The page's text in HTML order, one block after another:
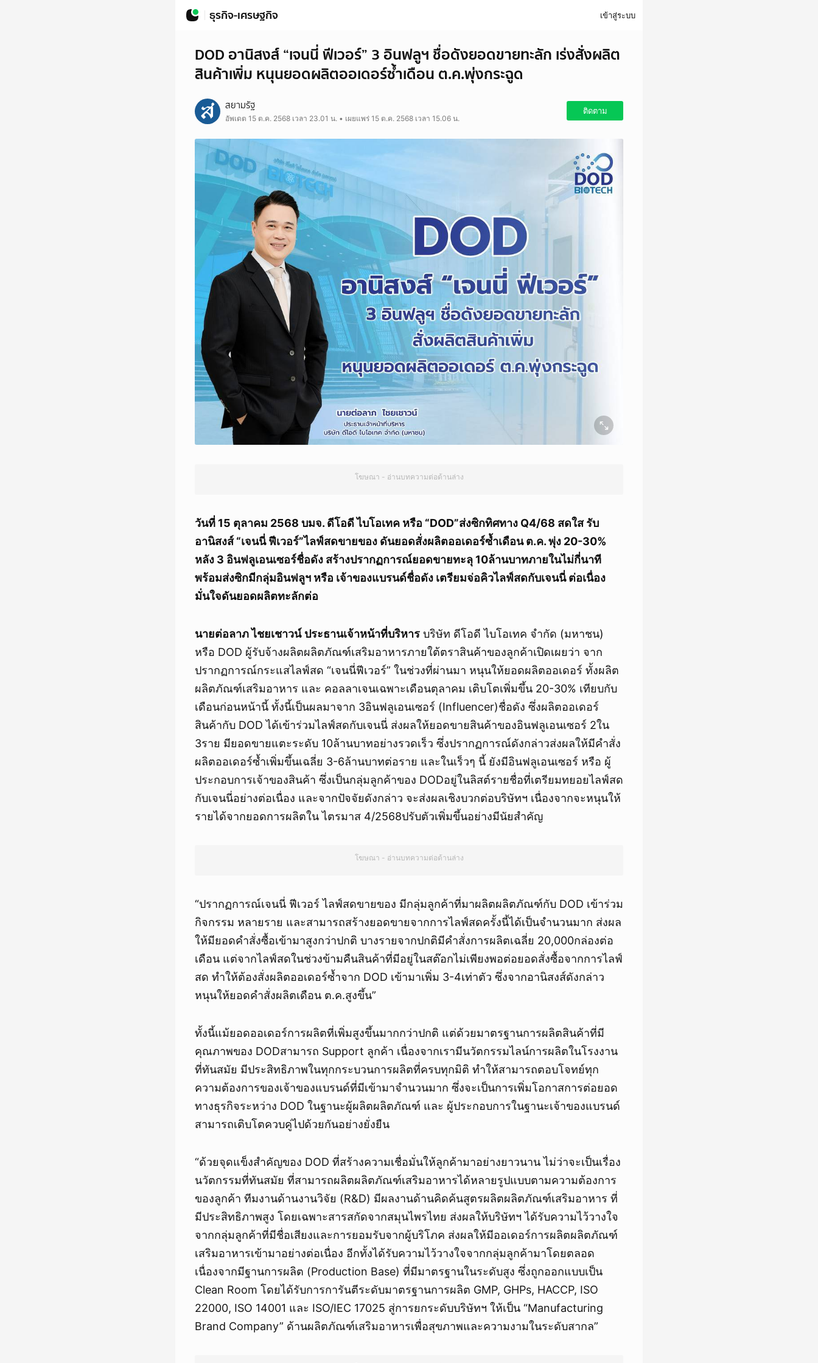
ธุรกิจ-เศรษฐกิจ เข้าสู่ระบบ
DOD อานิสงส์ “เจนนี่ ฟีเวอร์” 3 อินฟลูฯ ชื่อดังยอดขายทะลัก เร่งสั่งผลิต
สินค้าเพิ่ม หนุนยอดผลิตออเดอร์ซ้ำเดือน ต.ค.พุ่งกระฉูด
สยามรัฐ
อัพเดต 15 ต.ค. 2568 เวลา 23.01 น. • เผยแพร่ 15 ต.ค. 2568 เวลา 15.06 น.
ติดตาม
โฆษณา - อ่านบทความต่อด้านล่าง
วันที่ 15 ตุลาคม 2568 บมจ. ดีโอดี ไบโอเทค หรือ “DOD”ส่งซิกทิศทาง Q4/68 สดใส รับ
อานิสงส์ “เจนนี่ ฟีเวอร์”ไลฟ์สดขายของ ดันยอดสั่งผลิตออเดอร์ซ้ำเดือน ต.ค. พุ่ง 20-30%
หลัง 3 อินฟลูเอนเซอร์ชื่อดัง สร้างปรากฏการณ์ยอดขายทะลุ 10ล้านบาทภายในไม่กี่นาที
พร้อมส่งซิกมีกลุ่มอินฟลูฯ หรือ เจ้าของแบรนด์ชื่อดัง เตรียมจ่อคิวไลฟ์สดกับเจนนี่ ต่อเนื่อง
มั่นใจดันยอดผลิตทะลักต่อ
นายต่อลาภ ไชยเชาวน์ ประธานเจ้าหน้าที่บริหาร บริษัท ดีโอดี ไบโอเทค จำกัด (มหาชน)
หรือ DOD ผู้รับจ้างผลิตผลิตภัณฑ์เสริมอาหารภายใต้ตราสินค้าของลูกค้าเปิดเผยว่า จาก
ปรากฏการณ์กระแสไลฟ์สด “เจนนี่ฟีเวอร์” ในช่วงที่ผ่านมา หนุนให้ยอดผลิตออเดอร์ ทั้งผลิต
ผลิตภัณฑ์เสริมอาหาร และ คอลลาเจนเฉพาะเดือนตุลาคม เติบโตเพิ่มขึ้น 20-30% เทียบกับ
เดือนก่อนหน้านี้ ทั้งนี้เป็นผลมาจาก 3อินฟลูเอนเซอร์ (Influencer)ชื่อดัง ซึ่งผลิตออเดอร์
สินค้ากับ DOD ได้เข้าร่วมไลฟ์สดกับเจนนี่ ส่งผลให้ยอดขายสินค้าของอินฟลูเอนเซอร์ 2ใน
3ราย มียอดขายแตะระดับ 10ล้านบาทอย่างรวดเร็ว ซึ่งปรากฏการณ์ดังกล่าวส่งผลให้มีคำสั่ง
ผลิตออเดอร์ซ้ำเพิ่มขึ้นเฉลี่ย 3-6ล้านบาทต่อราย และในเร็วๆ นี้ ยังมีอินฟลูเอนเซอร์ หรือ ผู้
ประกอบการเจ้าของสินค้า ซึ่งเป็นกลุ่มลูกค้าของ DODอยู่ในลิสต์รายชื่อที่เตรียมทยอยไลฟ์สด
กับเจนนี่อย่างต่อเนื่อง และจากปัจจัยดังกล่าว จะส่งผลเชิงบวกต่อบริษัทฯ เนื่องจากจะหนุนให้
รายได้จากยอดการผลิตใน ไตรมาส 4/2568ปรับตัวเพิ่มขึ้นอย่างมีนัยสำคัญ
โฆษณา - อ่านบทความต่อด้านล่าง
“ปรากฏการณ์เจนนี่ ฟีเวอร์ ไลฟ์สดขายของ มีกลุ่มลูกค้าที่มาผลิตผลิตภัณฑ์กับ DOD เข้าร่วม
กิจกรรม หลายราย และสามารถสร้างยอดขายจากการไลฟ์สดครั้งนี้ได้เป็นจำนวนมาก ส่งผล
ให้มียอดคำสั่งซื้อเข้ามาสูงกว่าปกติ บางรายจากปกติมีคำสั่งการผลิตเฉลี่ย 20,000กล่องต่อ
เดือน แต่จากไลฟ์สดในช่วงข้ามคืนสินค้าที่มีอยู่ในสต๊อกไม่เพียงพอต่อยอดสั่งซื้อจากการไลฟ์
สด ทำให้ต้องสั่งผลิตออเดอร์ซ้ำจาก DOD เข้ามาเพิ่ม 3-4เท่าตัว ซึ่งจากอานิสงส์ดังกล่าว
หนุนให้ยอดคำสั่งผลิตเดือน ต.ค.สูงขึ้น”
ทั้งนี้แม้ยอดออเดอร์การผลิตที่เพิ่มสูงขึ้นมากกว่าปกติ แต่ด้วยมาตรฐานการผลิตสินค้าที่มี
คุณภาพของ DODสามารถ Support ลูกค้า เนื่องจากเรามีนวัตกรรมไลน์การผลิตในโรงงาน
ที่ทันสมัย มีประสิทธิภาพในทุกกระบวนการผลิตที่ครบทุกมิติ ทำให้สามารถตอบโจทย์ทุก
ความต้องการของเจ้าของแบรนด์ที่มีเข้ามาจำนวนมาก ซึ่งจะเป็นการเพิ่มโอกาสการต่อยอด
ทางธุรกิจระหว่าง DOD ในฐานะผู้ผลิตผลิตภัณฑ์ และ ผู้ประกอบการในฐานะเจ้าของแบรนด์
สามารถเติบโตควบคู่ไปด้วยกันอย่างยั่งยืน
“ด้วยจุดแข็งสำคัญของ DOD ที่สร้างความเชื่อมั่นให้ลูกค้ามาอย่างยาวนาน ไม่ว่าจะเป็นเรื่อง
นวัตกรรมที่ทันสมัย ที่สามารถผลิตผลิตภัณฑ์เสริมอาหารได้หลายรูปแบบตามความต้องการ
ของลูกค้า ทีมงานด้านงานวิจัย (R&D) มีผลงานด้านคิดค้นสูตรผลิตผลิตภัณฑ์เสริมอาหาร ที่
มีประสิทธิภาพสูง โดยเฉพาะสารสกัดจากสมุนไพรไทย ส่งผลให้บริษัทฯ ได้รับความไว้วางใจ
จากกลุ่มลูกค้าที่มีชื่อเสียงและการยอมรับจากผู้บริโภค ส่งผลให้มีออเดอร์การผลิตผลิตภัณฑ์
เสริมอาหารเข้ามาอย่างต่อเนื่อง อีกทั้งได้รับความไว้วางใจจากกลุ่มลูกค้ามาโดยตลอด
เนื่องจากมีฐานการผลิต (Production Base) ที่มีมาตรฐานในระดับสูง ซึ่งถูกออกแบบเป็น
Clean Room โดยได้รับการการันตีระดับมาตรฐานการผลิต GMP, GHPs, HACCP, ISO
22000, ISO 14001 และ ISO/IEC 17025 สู่การยกระดับบริษัทฯ ให้เป็น “Manufacturing
Brand Company” ด้านผลิตภัณฑ์เสริมอาหารเพื่อสุขภาพและความงามในระดับสากล”